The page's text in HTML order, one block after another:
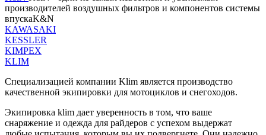
производителей воздушных фильтров и компонентов системы
впускаK&N
KAWASAKI
KESSLER
KIMPEX
KLIM
Специализацией компании Klim является производство
качественной экипировки для мотоциклов и снегоходов.
Экипировка klim дает уверенность в том, что ваше
снаряжение и одежда для райдеров с успехом выдержат